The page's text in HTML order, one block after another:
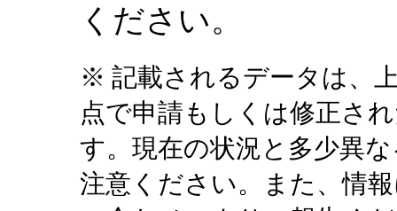
ください。
※ 記載されるデータは、
点で申請もしくは修正さ
す。現在の状況と多少異
注意ください。また、情